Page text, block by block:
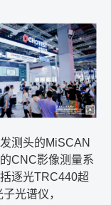
测头的MiSCAN
CNC影像测量系
逐光TRC440超
光谱仪，